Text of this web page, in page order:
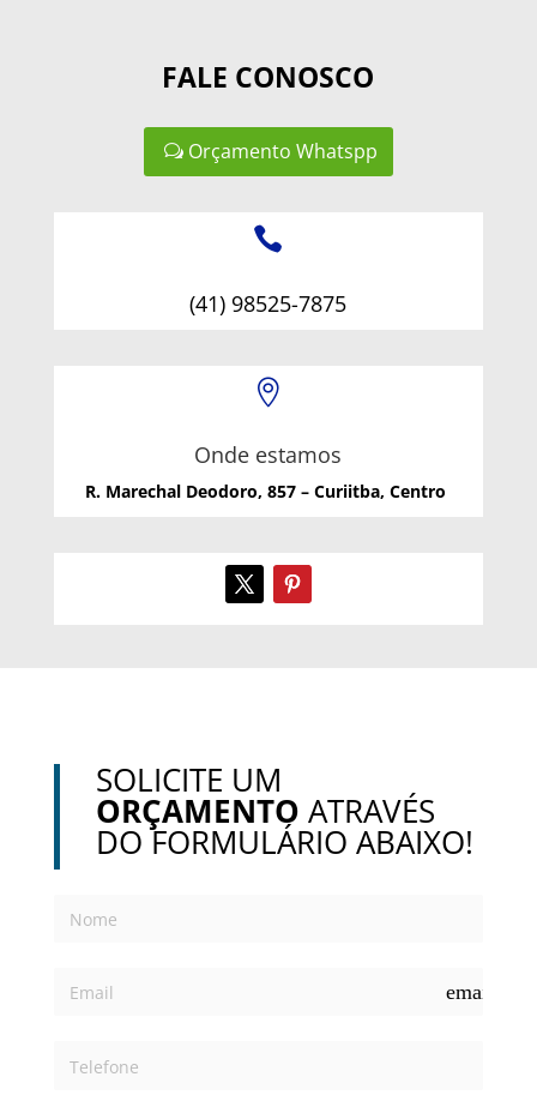
FALE CONOSCO
Orçamento Whatspp

(41) 98525-7875

Onde estamos
R. Marechal Deodoro, 857 – Curiitba, Centro
SOLICITE UM
ORÇAMENTO ATRAVÉS
DO FORMULÁRIO ABAIXO!
email